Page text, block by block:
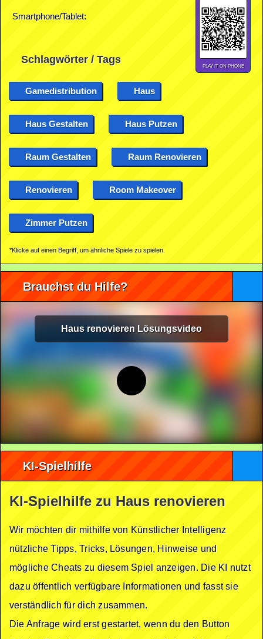
Smartphone/Tablet:
PLAY IT ON PHONE
Schlagwörter / Tags
Gamedistribution Haus
Haus Gestalten Haus Putzen
Raum Gestalten Raum Renovieren
Renovieren Room Makeover
Zimmer Putzen
*Klicke auf einen Begriff, um ähnliche Spiele zu spielen.
Brauchst du Hilfe?
Haus renovieren Lösungsvideo
KI-Spielhilfe
KI-Spielhilfe zu Haus renovieren
Wir möchten dir mithilfe von Künstlicher Intelligenz
nützliche Tipps, Tricks, Lösungen, Hinweise und
mögliche Cheats zu diesem Spiel anzeigen. Die KI nutzt
dazu öffentlich verfügbare Informationen und fasst sie
verständlich für dich zusammen.
Die Anfrage wird erst gestartet, wenn du den Button